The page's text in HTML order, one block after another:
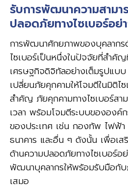
รับการพัฒนาความสามา
ปลอดภัยทางไซเบอร์อย่
การพัฒนาศักยภาพของบุคลากร
ไซเบอร์เป็นหนึ่งในปัจจัยที่สำคั
เศรษฐกิจดิจิทัลอย่างเต็มรูปแบ
เปลี่ยนภัยคุกคามให้โจมตีในมิติไ
สำคัญ ภัยคุกคามทางไซเบอร์สา
เวลา พร้อมโจมตีระบบขององ
ของประเทศ เช่น กองทัพ ไฟฟ้า
ธนาคาร และอื่น ๆ ดังนั้น เพื่อเส
ด้านความปลอดภัยทางไซเบอร์อ
พัฒนาบุคลากรให้พร้อมรับมือกับ
เสมอ